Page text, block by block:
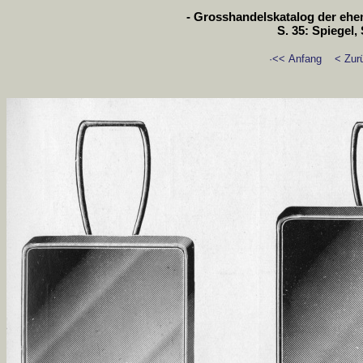
- Grosshandelskatalog der
S. 35: Spiegel,
·<< Anfang <